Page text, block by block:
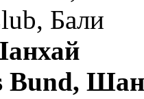
Бали
Bund,